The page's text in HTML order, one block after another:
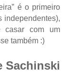
é o primeiro
independentes),
casar com um
também :)
Sachinski